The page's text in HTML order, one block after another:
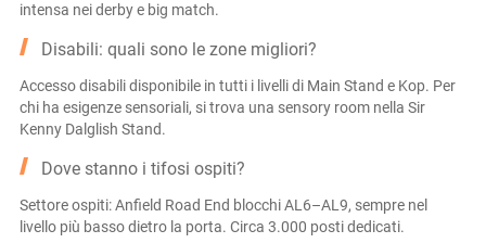
intensa nei derby e big match.
Disabili: quali sono le zone migliori?
Accesso disabili disponibile in tutti i livelli di Main Stand e Kop. Per
chi ha esigenze sensoriali, si trova una sensory room nella Sir
Kenny Dalglish Stand.
Dove stanno i tifosi ospiti?
Settore ospiti: Anfield Road End blocchi AL6–AL9, sempre nel
livello più basso dietro la porta. Circa 3.000 posti dedicati.